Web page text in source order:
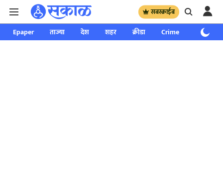
सबस्क्राईब
Epaper ताज्या देश शहर क्रीडा Crime साप्ताहिक